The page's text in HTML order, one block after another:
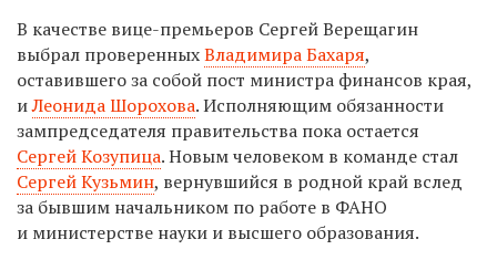
В качестве вице-премьеров Сергей Верещагин
выбрал проверенныхВладимира Бахаря,
оставившего за собой пост министра финансов края,
иЛеонида Шорохова. Исполняющим обязанности
зампредседателя правительства пока остается
Сергей Козупица. Новым человеком в команде стал
Сергей Кузьмин, вернувшийся в родной край вслед
за бывшим начальником по работе в ФАНО
и министерстве науки и высшего образования.